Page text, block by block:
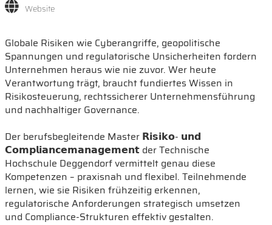
Website
Globale Risiken wie Cyberangriffe, geopolitische
Spannungen und regulatorische Unsicherheiten fordern
Unternehmen heraus wie nie zuvor. Wer heute
Verantwortung trägt, braucht fundiertes Wissen in
Risikosteuerung, rechtssicherer Unternehmensführung
und nachhaltiger Governance.
Der berufsbegleitende Master 𝗥𝗶𝘀𝗶𝗸𝗼- 𝘂𝗻𝗱
𝗖𝗼𝗺𝗽𝗹𝗶𝗮𝗻𝗰𝗲𝗺𝗮𝗻𝗮𝗴𝗲𝗺𝗲𝗻𝘁 der Technische
Hochschule Deggendorf vermittelt genau diese
Kompetenzen – praxisnah und flexibel. Teilnehmende
lernen, wie sie Risiken frühzeitig erkennen,
regulatorische Anforderungen strategisch umsetzen
und Compliance-Strukturen effektiv gestalten.